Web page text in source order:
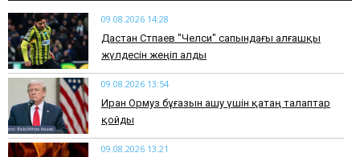
09.08.2026 14:28
Дастан Сәтпаев "Челси" сапындағы алғашқы
жүлдесін жеңіп алды
09.08.2026 13:54
Иран Ормуз бұғазын ашу үшін қатаң талаптар
қойды
09.08.2026 13:21